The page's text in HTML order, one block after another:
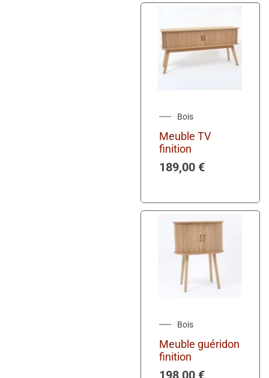
Bois
Meuble TV
finition
189,00 €
Bois
Meuble guéridon
finition
198,00 €